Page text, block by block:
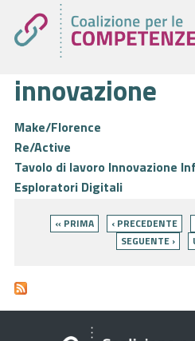
Coalizione
Comitato
Progetti
Cittadini
Imprese
Pubblica Amministrazione
Cruscotto
Cittadini
innovazione
Make/Florence
Re/Active
Tavolo di lavoro Innovazione
Esploratori Digitali
« PRIMA ‹ PRECEDENTE
SEGUENTE ›